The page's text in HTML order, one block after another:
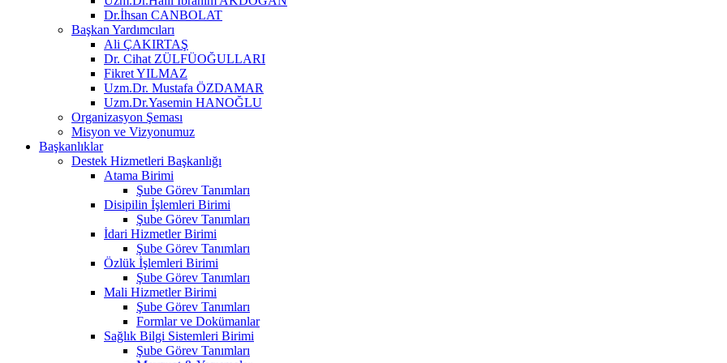
Dr.İhsan CANBOLAT
Başkan Yardımcıları
Ali ÇAKIRTAŞ
Dr. Cihat ZÜLFÜOĞULLARI
Fikret YILMAZ
Uzm.Dr. Mustafa ÖZDAMAR
Uzm.Dr.Yasemin HANOĞLU
Organizasyon Şeması
Misyon ve Vizyonumuz
Başkanlıklar
Destek Hizmetleri Başkanlığı
Atama Birimi
Şube Görev Tanımları
Disipilin İşlemleri Birimi
Şube Görev Tanımları
İdari Hizmetler Birimi
Şube Görev Tanımları
Özlük İşlemleri Birimi
Şube Görev Tanımları
Mali Hizmetler Birimi
Şube Görev Tanımları
Formlar ve Dokümanlar
Sağlık Bilgi Sistemleri Birimi
Şube Görev Tanımları